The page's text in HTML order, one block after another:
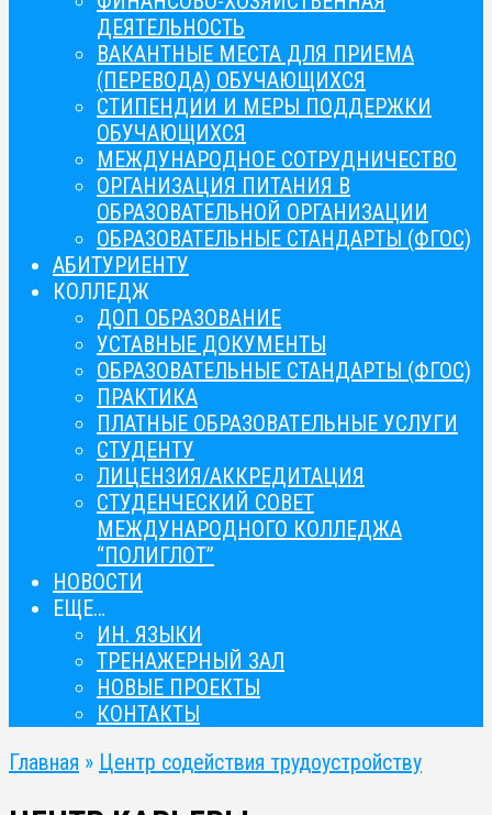
ДЕЯТЕЛЬНОСТЬ
ВАКАНТНЫЕ МЕСТА ДЛЯ ПРИЕМА
(ПЕРЕВОДА) ОБУЧАЮЩИХСЯ
СТИПЕНДИИ И МЕРЫ ПОДДЕРЖКИ
ОБУЧАЮЩИХСЯ
МЕЖДУНАРОДНОЕ СОТРУДНИЧЕСТВО
ОРГАНИЗАЦИЯ ПИТАНИЯ В
ОБРАЗОВАТЕЛЬНОЙ ОРГАНИЗАЦИИ
ОБРАЗОВАТЕЛЬНЫЕ СТАНДАРТЫ (ФГОС)
АБИТУРИЕНТУ
КОЛЛЕДЖ
ДОП ОБРАЗОВАНИЕ
УСТАВНЫЕ ДОКУМЕНТЫ
ОБРАЗОВАТЕЛЬНЫЕ СТАНДАРТЫ (ФГОС)
ПРАКТИКА
ПЛАТНЫЕ ОБРАЗОВАТЕЛЬНЫЕ УСЛУГИ
СТУДЕНТУ
ЛИЦЕНЗИЯ/АККРЕДИТАЦИЯ
СТУДЕНЧЕСКИЙ СОВЕТ
МЕЖДУНАРОДНОГО КОЛЛЕДЖА
“ПОЛИГЛОТ”
НОВОСТИ
ЕЩЕ…
ИН. ЯЗЫКИ
ТРЕНАЖЕРНЫЙ ЗАЛ
НОВЫЕ ПРОЕКТЫ
КОНТАКТЫ
Главная » Центр содействия трудоустройству